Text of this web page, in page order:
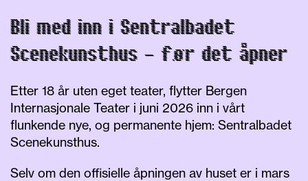
Bli med inn i Sentralbadet
Scenekunsthus – før det åpner
Etter 18 år uten eget teater, flytter Bergen
Internasjonale Teater i juni 2026 inn i vårt
flunkende nye, og permanente hjem: Sentralbadet
Scenekunsthus.
Selv om den offisielle åpningen av huset er i mars